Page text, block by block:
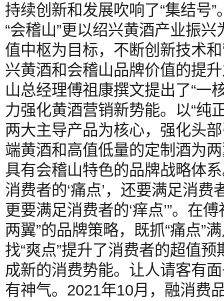
持续创新和发展吹响了“集结号
“会稽山”更以绍兴黄酒产业振
值中枢为目标，不断创新技术
兴黄酒和会稽山品牌价值的提
山总经理傅祖康撰文提出了“一
力强化黄酒营销新势能。以“纯
两大主导产品为核心，强化头
端黄酒和高值低量的定制酒为
具有会稽山特色的品牌战略体
消费者的‘痛点’，还要满足消费
更要满足消费者的‘痒点’”。在
两翼”的品牌策略，既抓“痛点”
找“爽点”提升了消费者的超值预
成新的消费势能。让人请客有
有神气。2021年10月，融消费